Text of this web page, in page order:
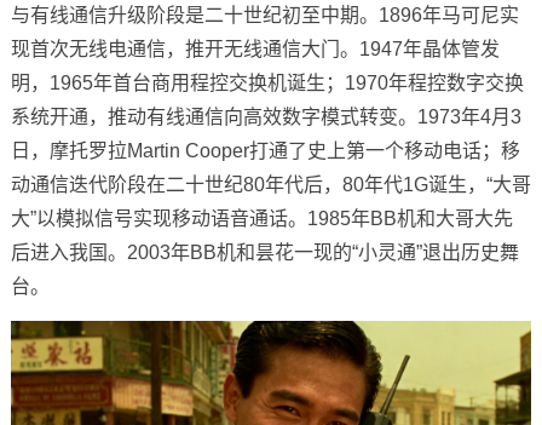
与有线通信升级阶段是二十世纪初至中期。1896年马可尼实
现首次无线电通信，推开无线通信大门。1947年晶体管发
明，1965年首台商用程控交换机诞生；1970年程控数字交换
系统开通，推动有线通信向高效数字模式转变。1973年4月3
日，摩托罗拉Martin Cooper打通了史上第一个移动电话；移
动通信迭代阶段在二十世纪80年代后，80年代1G诞生，“大哥
大”以模拟信号实现移动语音通话。1985年BB机和大哥大先
后进入我国。2003年BB机和昙花一现的“小灵通”退出历史舞
台。